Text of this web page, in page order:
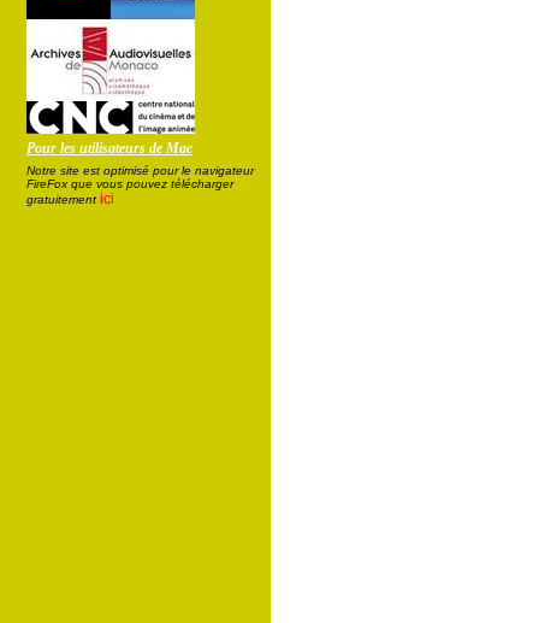
Pour les utilisateurs de Mac
Notre site est optimisé pour le navigateur
FireFox que vous pouvez télécharger
gratuitement ici